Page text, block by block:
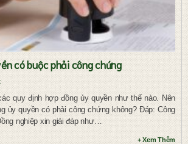
có buộc phải công chứng
quy định hợp đồng ủy quyền như thế nào. Nên
ủy quyền có phải công chứng không? Đáp: Công
nghiệp xin giải đáp như…
+ Xem Thêm